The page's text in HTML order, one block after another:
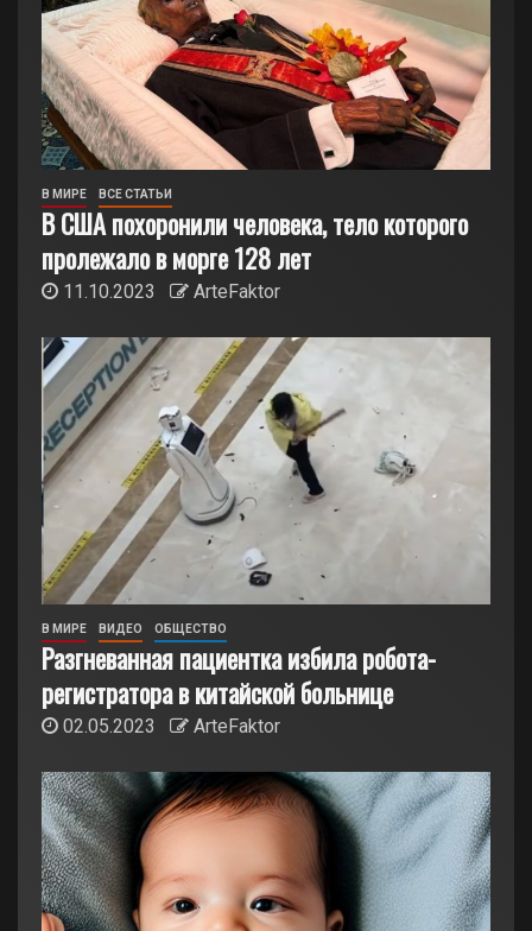
В МИРЕ ВСЕ СТАТЬИ
В США похоронили человека, тело которого
пролежало в морге 128 лет
11.10.2023 ArteFaktor
В МИРЕ ВИДЕО ОБЩЕСТВО
Разгневанная пациентка избила робота-
регистратора в китайской больнице
02.05.2023 ArteFaktor